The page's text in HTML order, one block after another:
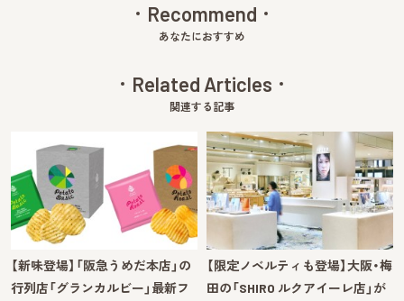
Recommend
あなたにおすすめ
Related Articles
関連する記事
【新味登場】「阪急うめだ本店」の
行列店「グランカルビー」最新フ
【限定ノベルティも登場】大阪・梅
田の「SHIRO ルクアイーレ店」が